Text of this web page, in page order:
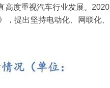
高度重视汽车行业发展。2020
提出坚持电动化、网联化、